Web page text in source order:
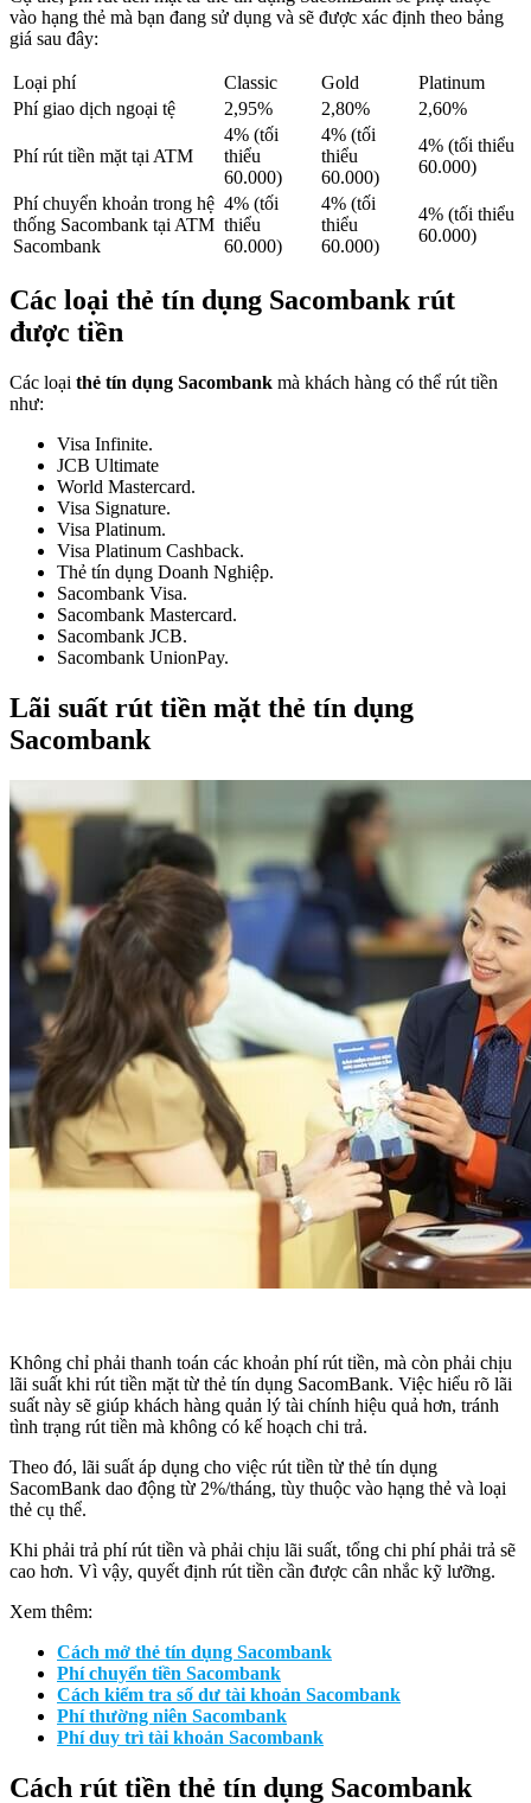
vào hạng thẻ mà bạn đang sử dụng và sẽ được xác định theo bảng
giá sau đây:
Loại phí Classic Gold
Platinum
Phí giao dịch ngoại tệ
2,95% 2,80% 2,60%
Phí rút tiền mặt tại ATM
4% (tối
thiểu
60.000)
4% (tối
thiểu
60.000)
4% (tối thiểu
60.000)
Phí chuyển khoản trong hệ
thống Sacombank tại ATM
Sacombank
4% (tối
thiểu
60.000)
4% (tối
thiểu
60.000)
4% (tối thiểu
60.000)
Các loại thẻ tín dụng Sacombank rút
được tiền
Các loại thẻ tín dụng Sacombank mà khách hàng có thể rút tiền
như:
Visa Infinite.
JCB Ultimate
World Mastercard.
Visa Signature.
Visa Platinum.
Visa Platinum Cashback.
Thẻ tín dụng Doanh Nghiệp.
Sacombank Visa.
Sacombank Mastercard.
Sacombank JCB.
Sacombank UnionPay.
Lãi suất rút tiền mặt thẻ tín dụng
Sacombank
Không chỉ phải thanh toán các khoản phí rút tiền, mà còn phải chịu
lãi suất khi rút tiền mặt từ thẻ tín dụng SacomBank. Việc hiểu rõ lãi
suất này sẽ giúp khách hàng quản lý tài chính hiệu quả hơn, tránh
tình trạng rút tiền mà không có kế hoạch chi trả.
Theo đó, lãi suất áp dụng cho việc rút tiền từ thẻ tín dụng
SacomBank dao động từ 2%/tháng, tùy thuộc vào hạng thẻ và loại
thẻ cụ thể.
Khi phải trả phí rút tiền và phải chịu lãi suất, tổng chi phí phải trả sẽ
cao hơn. Vì vậy, quyết định rút tiền cần được cân nhắc kỹ lưỡng.
Xem thêm:
Cách mở thẻ tín dụng Sacombank
Phí chuyển tiền Sacombank
Cách kiểm tra số dư tài khoản Sacombank
Phí thường niên Sacombank
Phí duy trì tài khoản Sacombank
Cách rút tiền thẻ tín dụng Sacombank